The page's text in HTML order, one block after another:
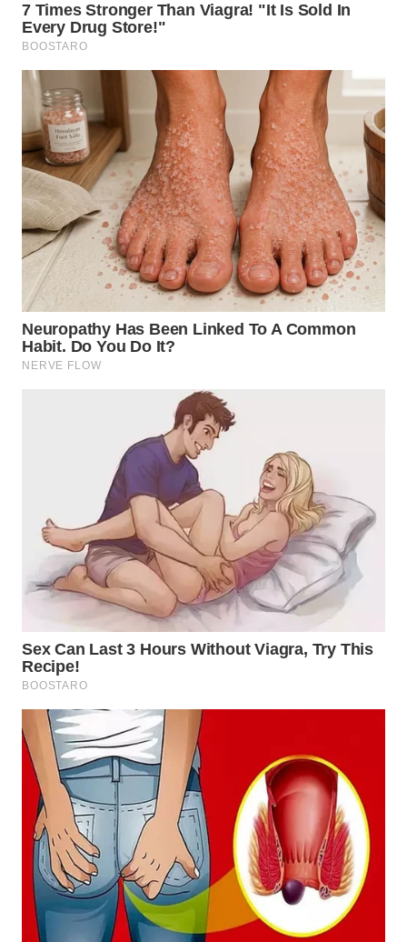
WN
SIMALUNGUN
WN
LABUHANBATU
WN
TAPANULI
TENGAH
WN DELI
SERDANG
WN
TEBING
TINGGI
WN
BEKASI
WN
BOGOR
WN
DEPOK
WN
TAPANULI
UTARA
WN
SAMOSIR
WN
PADANG
LAWAS